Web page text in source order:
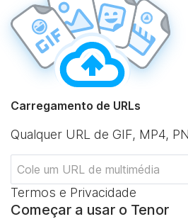
Carregamento de URLs
Qualquer URL de GIF, MP4,
Termos e Privacidade
Começar a usar o Tenor